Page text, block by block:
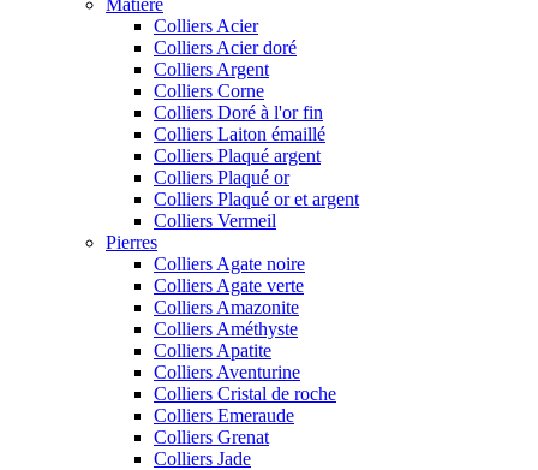
Matière
Colliers Acier
Colliers Acier doré
Colliers Argent
Colliers Corne
Colliers Doré à l'or fin
Colliers Laiton émaillé
Colliers Plaqué argent
Colliers Plaqué or
Colliers Plaqué or et argent
Colliers Vermeil
Pierres
Colliers Agate noire
Colliers Agate verte
Colliers Amazonite
Colliers Améthyste
Colliers Apatite
Colliers Aventurine
Colliers Cristal de roche
Colliers Emeraude
Colliers Grenat
Colliers Jade